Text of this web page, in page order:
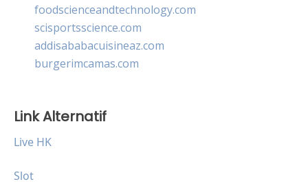
foodscienceandtechnology.com
scisportsscience.com
addisababacuisineaz.com
burgerimcamas.com
Link Alternatif
Live HK
Slot